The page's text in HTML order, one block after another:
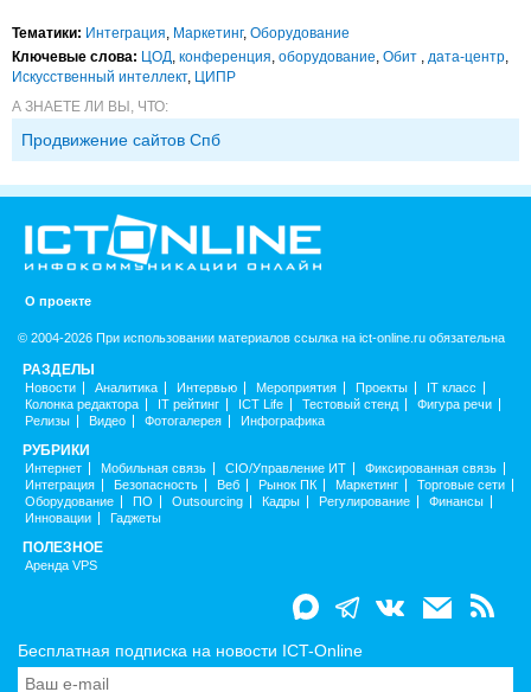
Тематики: Интеграция, Маркетинг, Оборудование
Ключевые слова: ЦОД, конференция, оборудование, Обит , дата-центр,
Искусственный интеллект, ЦИПР
А ЗНАЕТЕ ЛИ ВЫ, ЧТО:
Продвижение сайтов Спб
О проекте
© 2004-2026 При использовании материалов ссылка на ict-online.ru обязательна
РАЗДЕЛЫ
Новости Аналитика Интервью Мероприятия Проекты
IT класс
Колонка редактора
IT рейтинг ICT Life Тестовый стенд
Фигура речи
Релизы
Видео Фотогалерея Инфографика
РУБРИКИ
Интернет Мобильная связь CIO/Управление ИТ
Фиксированная связь
Интеграция
Безопасность Веб Рынок ПК Маркетинг
Торговые сети
Оборудование
ПО Outsourcing Кадры Регулирование
Финансы
Инновации
Гаджеты
ПОЛЕЗНОЕ
Аренда VPS
Бесплатная подписка на новости ICT-Online